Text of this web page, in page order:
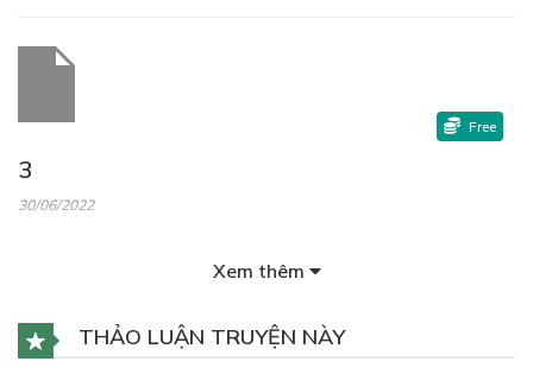
3
30/06/2022
Free
Xem thêm
THẢO LUẬN TRUYỆN NÀY